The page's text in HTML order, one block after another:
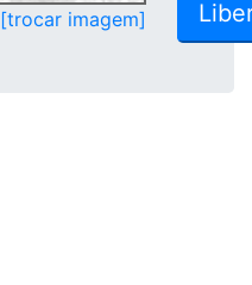
[trocar imagem]